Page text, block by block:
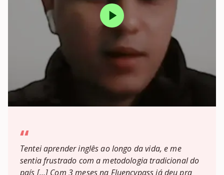
“
Tentei aprender inglês ao longo da vida, e me
sentia frustrado com a metodologia tradicional do
país […] Com 3 meses na Fluencypass já deu pra